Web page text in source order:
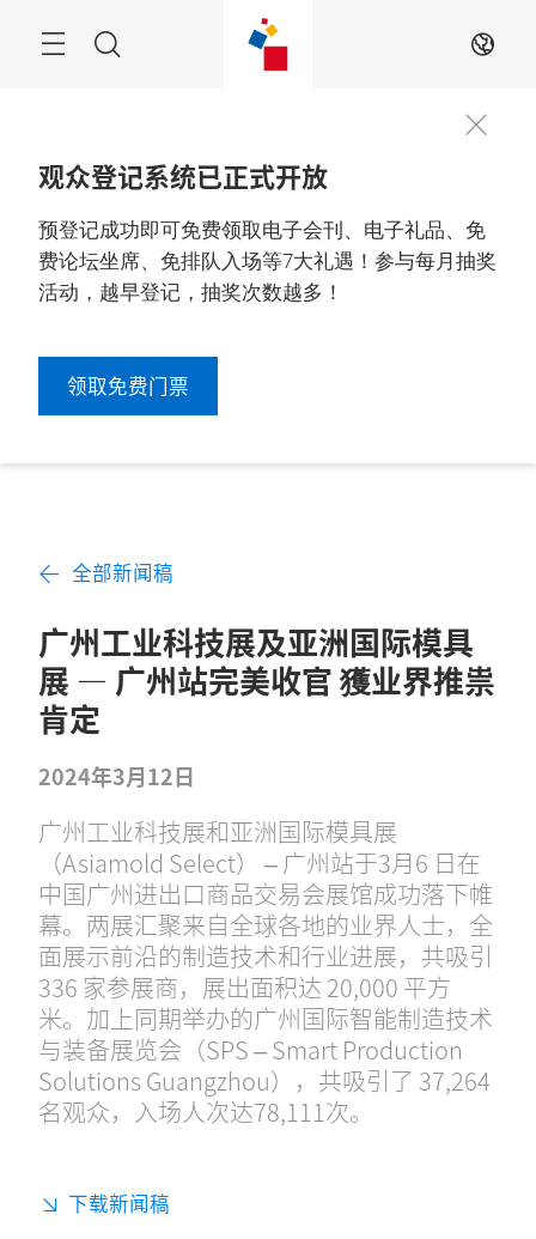
ZH
观众登记系统已正式开放
预登记成功即可免费领取电子会刊、电子礼品、免
费论坛坐席、免排队入场等7大礼遇！参与每月抽奖
活动，越早登记，抽奖次数越多！
领取免费门票
全部新闻稿
广州工业科技展及亚洲国际模具
展 — 广州站完美收官 獲业界推祟
肯定
2024年3月12日
广州工业科技展和亚洲国际模具展
（Asiamold Select） – 广州站于3月6 日在
中国广州进出口商品交易会展馆成功落下帷
幕。两展汇聚来自全球各地的业界人士，全
面展示前沿的制造技术和行业进展，共吸引
336 家参展商，展出面积达 20,000 平方
米。加上同期举办的广州国际智能制造技术
与装备展览会（SPS – Smart Production
Solutions Guangzhou），共吸引了 37,264
名观众，入场人次达78,111次。
下载新闻稿